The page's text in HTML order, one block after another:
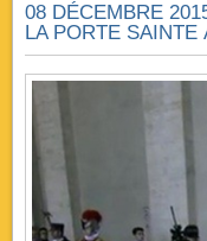
08 DÉCEMBRE
LA PORTE SAINTE